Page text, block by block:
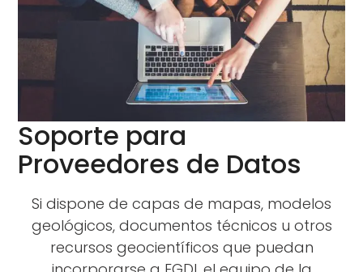
Soporte para
Proveedores de Datos
Si dispone de capas de mapas, modelos
geológicos, documentos técnicos u otros
recursos geocientíficos que puedan